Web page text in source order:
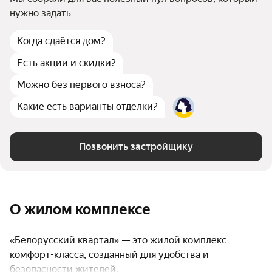
нужно задать
Когда сдаётся дом?
Есть акции и скидки?
Можно без первого взноса?
Какие есть варианты отделки?
Позвонить застройщику
О жилом комплексе
«Белорусский квартал» — это жилой комплекс
комфорт-класса, созданный для удобства и
безопасности жителей.